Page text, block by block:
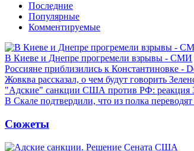
Последние
Популярные
Комментируемые
В Киеве и Днепре прогремели взрывы - СМИ
Россияне приблизились к Константиновке -
Жовква рассказал, о чем будут говорить
"Адские" санкции США против РФ: реакция
В Скале подтвердили, что из полка
Сюжеты